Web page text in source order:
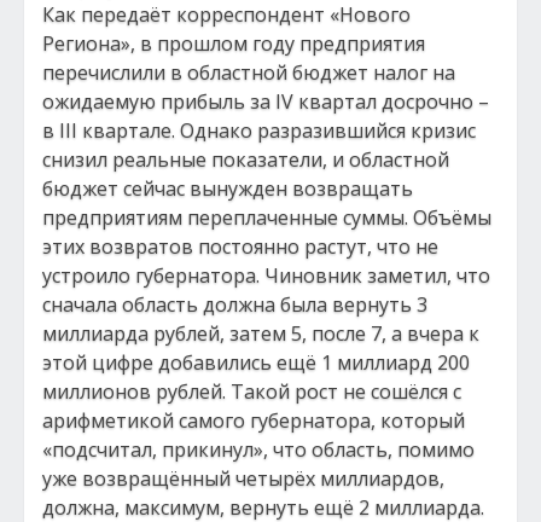
Как передаёт корреспондент «Нового
Региона», в прошлом году предприятия
перечислили в областной бюджет налог на
ожидаемую прибыль за IV квартал досрочно –
в III квартале. Однако разразившийся кризис
снизил реальные показатели, и областной
бюджет сейчас вынужден возвращать
предприятиям переплаченные суммы. Объёмы
этих возвратов постоянно растут, что не
устроило губернатора. Чиновник заметил, что
сначала область должна была вернуть 3
миллиарда рублей, затем 5, после 7, а вчера к
этой цифре добавились ещё 1 миллиард 200
миллионов рублей. Такой рост не сошёлся с
арифметикой самого губернатора, который
«подсчитал, прикинул», что область, помимо
уже возвращённый четырёх миллиардов,
должна, максимум, вернуть ещё 2 миллиарда.